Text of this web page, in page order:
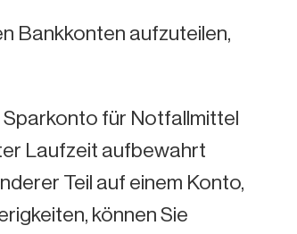
Bankkonten aufzuteilen,
Sparkonto für Notfallmittel
Laufzeit aufbewahrt
Teil auf einem Konto,
können Sie